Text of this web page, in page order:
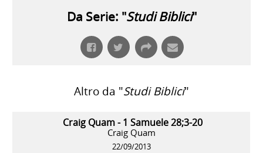
Da Serie: "Studi Biblici"
Altro da "Studi Biblici"
Craig Quam - 1 Samuele 28;3-20
Craig Quam
22/09/2013